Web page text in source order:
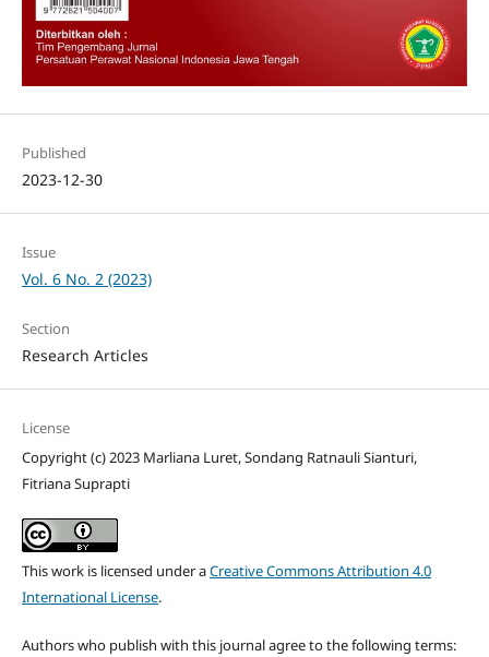
Published
2023-12-30
Issue
Vol. 6 No. 2 (2023)
Section
Research Articles
License
Copyright (c) 2023 Marliana Luret, Sondang Ratnauli Sianturi,
Fitriana Suprapti
This work is licensed under aCreative Commons Attribution 4.0
International License.
Authors who publish with this journal agree to the following terms: